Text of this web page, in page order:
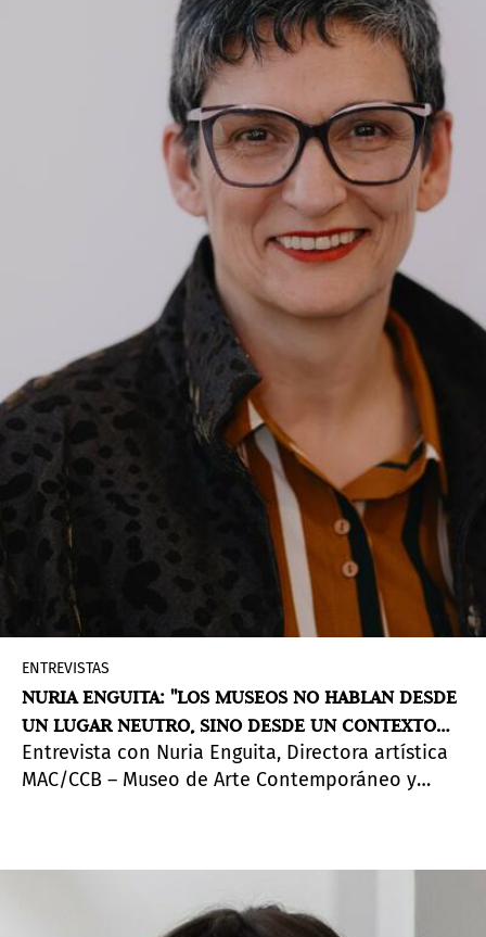
ENTREVISTAS
NURIA ENGUITA: "LOS MUSEOS NO HABLAN DESDE
UN LUGAR NEUTRO, SINO DESDE UN CONTEXTO
QUE DEBE SER VISIBLE"
Entrevista con Nuria Enguita, Directora artística
MAC/CCB – Museo de Arte Contemporáneo y